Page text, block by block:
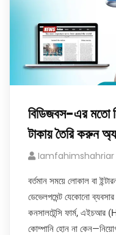
বিডিজবস-এর মতো
টাকায় তৈরি করুন
Iamfahimshahriar
বর্তমান সময়ে লোকাল বা
ডেভেলপমেন্ট যেকোনো
কনসালটেন্সি ফার্ম, এইচআর
কোম্পানি হোন না